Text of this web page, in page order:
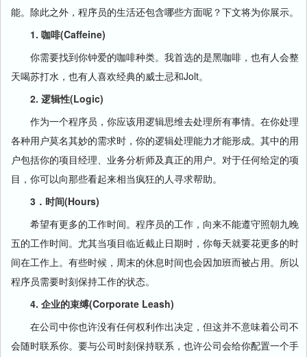
能。除此之外，程序员的生活还包含哪些方面呢？下文将为你展示。
1. 咖啡(Caffeine)
你需要找到你钟爱的咖啡种类。我首选的是黑咖啡，也有人会整
天喝苏打水，也有人喜欢经典的威士忌和Jolt。
2. 逻辑性(Logic)
作为一个程序员，你应该用逻辑思维去处理所有事情。在你处理
各种用户莫名其妙的需求时，你的逻辑处理能力才能形成。其中的用
户包括你的项目经理、业务分析师及真正的用户。对于任何给定的项
目，你可以向那些看起来相当疯狂的人寻求帮助。
3．时间(Hours)
希望有更多的工作时间。程序员的工作，向来不能遵守照朝九晚
五的工作时间。尤其当项目临近截止日期时，你每天就要花更多的时
间在工作上。有些时候，周末的休息时间也会因加班而被占用。所以
程序员需要时刻保持工作的状态。
4. 企业的束缚(Corporate Leash)
在公司中你也许没有任何权利作出决定，但这并不意味着公司不
会随时联系你。要与公司时刻保持联系，也许公司会给你配置一个手